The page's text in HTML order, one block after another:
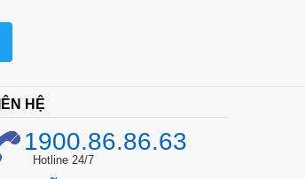
HỆ
1900.86.86.63
Hotline 24/7